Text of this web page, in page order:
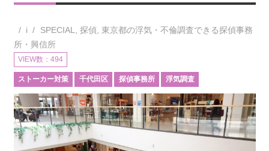
i SPECIAL 探偵, 東京都の浮気・不倫調査できる探偵事務
所・興信所
VIEW数：494
ストーカー対策 千代田区 探偵事務所 浮気調査